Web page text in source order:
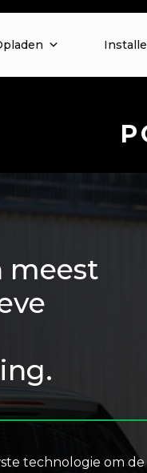
meest
technologie om de